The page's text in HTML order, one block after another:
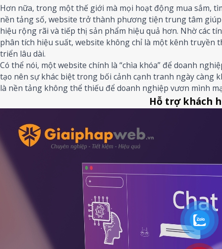
Hơn nữa, trong một thế giới mà mọi hoạt động mua sắm,
nền tảng số, website trở thành phương tiện trung tâm
hiệu rộng rãi và tiếp thị sản phẩm hiệu quả hơn. Nhờ các
phân tích hiệu suất, website không chỉ là một kênh truyền
triển lâu dài.
Có thể nói, một website chính là “chìa khóa” để doanh
tạo nên sự khác biệt trong bối cảnh cạnh tranh ngày càng
là nền tảng không thể thiếu để doanh nghiệp vươn mình
Hỗ trợ khách